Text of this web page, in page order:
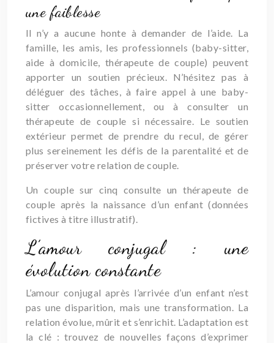
une faiblesse
Il n’y a aucune honte à demander de l’aide. La
famille, les amis, les professionnels (baby-sitter,
aide à domicile, thérapeute de couple) peuvent
apporter un soutien précieux. N’hésitez pas à
déléguer des tâches, à faire appel à une baby-
sitter occasionnellement, ou à consulter un
thérapeute de couple si nécessaire. Le soutien
extérieur permet de prendre du recul, de gérer
plus sereinement les défis de la parentalité et de
préserver votre relation de couple.
Un couple sur cinq consulte un thérapeute de
couple après la naissance d’un enfant (données
fictives à titre illustratif).
L’amour conjugal : une
évolution constante
L’amour conjugal après l’arrivée d’un enfant n’est
pas une disparition, mais une transformation. La
relation évolue, mûrit et s’enrichit. L’adaptation est
la clé : trouvez de nouvelles façons d’exprimer